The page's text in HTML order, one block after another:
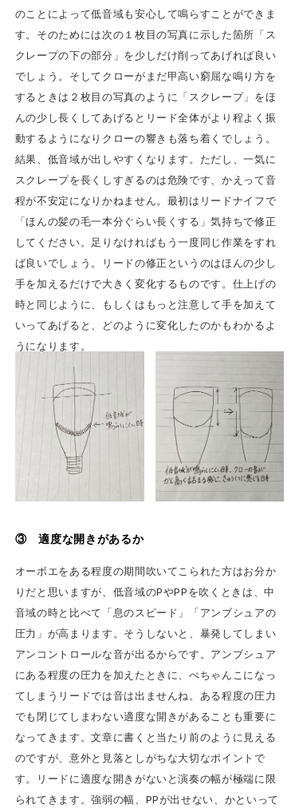
のことによって低音域も安心して鳴らすことができま
す。そのためには次の１枚目の写真に示した箇所「ス
クレープの下の部分」を少しだけ削ってあげれば良い
でしょう。そしてクローがまだ甲高い窮屈な鳴り方を
するときは２枚目の写真のように「スクレープ」をほ
んの少し長くしてあげるとリード全体がより程よく振
動するようになりクローの響きも落ち着くでしょう。
結果、低音域が出しやすくなります。ただし、一気に
スクレープを長くしすぎるのは危険です、かえって音
程が不安定になりかねません。最初はリードナイフで
「ほんの髪の毛一本分ぐらい長くする」気持ちで修正
してください。足りなければもう一度同じ作業をすれ
ば良いでしょう。リードの修正というのはほんの少し
手を加えるだけで大きく変化するものです。仕上げの
時と同じように、もしくはもっと注意して手を加えて
いってあげると、どのように変化したのかもわかるよ
うになります。
③ 適度な開きがあるか
オーボエをある程度の期間吹いてこられた方はお分か
りだと思いますが、低音域のPやPPを吹くときは、中
音域の時と比べて「息のスピード」「アンブシュアの
圧力」が高まります。そうしないと、暴発してしまい
アンコントロールな音が出るからです。アンブシュア
にある程度の圧力を加えたときに、ぺちゃんこになっ
てしまうリードでは音は出ませんね。ある程度の圧力
でも閉じてしまわない適度な開きがあることも重要に
なってきます。文章に書くと当たり前のように見える
のですが、意外と見落としがちな大切なポイントで
す。リードに適度な開きがないと演奏の幅が極端に限
られてきます。強弱の幅、PPが出せない、かといって